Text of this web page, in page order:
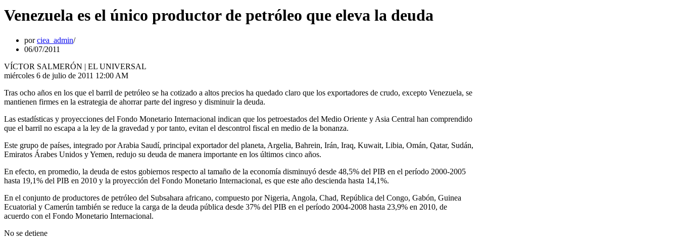
Venezuela es el único productor de petróleo que eleva la deuda
porciea_admin
06/07/2011
VÍCTOR SALMERÓN | EL UNIVERSAL
miércoles 6 de julio de 2011 12:00 AM
Tras ocho años en los que el barril de petróleo se ha cotizado a altos precios ha quedado claro que los exportadores de crudo, excepto Venezuela, se
mantienen firmes en la estrategia de ahorrar parte del ingreso y disminuir la deuda.
Las estadísticas y proyecciones del Fondo Monetario Internacional indican que los petroestados del Medio Oriente y Asia Central han comprendido
que el barril no escapa a la ley de la gravedad y por tanto, evitan el descontrol fiscal en medio de la bonanza.
Este grupo de países, integrado por Arabia Saudí, principal exportador del planeta, Argelia, Bahrein, Irán, Iraq, Kuwait, Libia, Omán, Qatar, Sudán,
Emiratos Árabes Unidos y Yemen, redujo su deuda de manera importante en los últimos cinco años.
En efecto, en promedio, la deuda de estos gobiernos respecto al tamaño de la economía disminuyó desde 48,5% del PIB en el período 2000-2005
hasta 19,1% del PIB en 2010 y la proyección del Fondo Monetario Internacional, es que este año descienda hasta 14,1%.
En el conjunto de productores de petróleo del Subsahara africano, compuesto por Nigeria, Angola, Chad, República del Congo, Gabón, Guinea
Ecuatorial y Camerún también se reduce la carga de la deuda pública desde 37% del PIB en el período 2004-2008 hasta 23,9% en 2010, de
acuerdo con el Fondo Monetario Internacional.
No se detiene